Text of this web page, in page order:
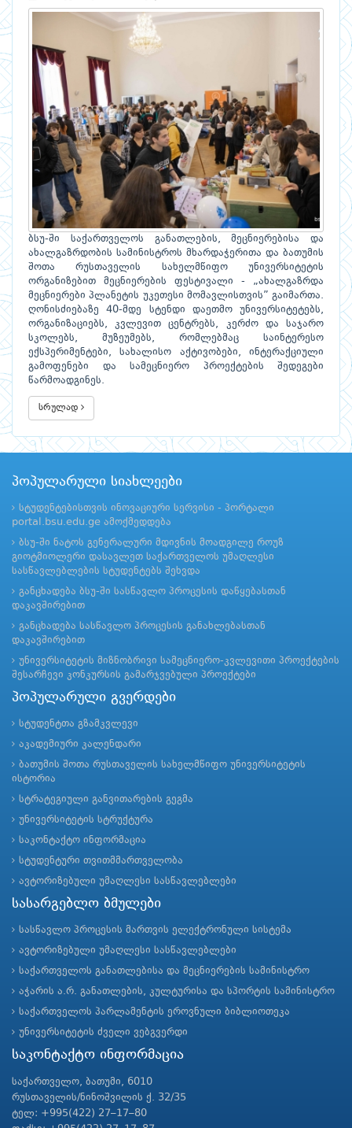
ბსუ-ში საქართველოს განათლების, მეცნიერებისა და
ახალგაზრდობის სამინისტროს მხარდაჭერითა და ბათუმის
შოთა რუსთაველის სახელმწიფო უნივერსიტეტის
ორგანიზებით მეცნიერების ფესტივალი - „ახალგაზრდა
მეცნიერები პლანეტის უკეთესი მომავლისთვის” გაიმართა.
ღონისძიებაზე 40-მდე სტენდი დაეთმო უნივერსიტეტებს,
ორგანიზაციებს, კვლევით ცენტრებს, კერძო და საჯარო
სკოლებს, მუზეუმებს, რომლებმაც საინტერესო
ექსპერიმენტები, სახალისო აქტივობები, ინტერაქციული
გამოფენები და სამეცნიერო პროექტების შედეგები
წარმოადგინეს.
სრულად
პოპულარული სიახლეები
სტუდენტებისთვის ინოვაციური სერვისი - პორტალი
portal.bsu.edu.ge ამოქმედდება
ბსუ-ში ნატოს გენერალური მდივნის მოადგილე როუზ
გიოტმიოლერი დასავლეთ საქართველოს უმაღლესი
სასწავლებლების სტუდენტებს შეხვდა
განცხადება ბსუ-ში სასწავლო პროცესის დაწყებასთან
დაკავშირებით
განცხადება სასწავლო პროცესის განახლებასთან
დაკავშირებით
უნივერსიტეტის მიზნობრივი სამეცნიერო-კვლევითი პროექტების
შესარჩევი კონკურსის გამარჯვებული პროექტები
პოპულარული გვერდები
სტუდენტთა გზამკვლევი
აკადემიური კალენდარი
ბათუმის შოთა რუსთაველის სახელმწიფო უნივერსიტეტის
ისტორია
სტრატეგიული განვითარების გეგმა
უნივერსიტეტის სტრუქტურა
საკონტაქტო ინფორმაცია
სტუდენტური თვითმმართველობა
ავტორიზებული უმაღლესი სასწავლებლები
სასარგებლო ბმულები
სასწავლო პროცესის მართვის ელექტრონული სისტემა
ავტორიზებული უმაღლესი სასწავლებლები
საქართველოს განათლებისა და მეცნიერების სამინისტრო
აჭარის ა.რ. განათლების, კულტურისა და სპორტის სამინისტრო
საქართველოს პარლამენტის ეროვნული ბიბლიოთეკა
უნივერსიტეტის ძველი ვებგვერდი
საკონტაქტო ინფორმაცია
საქართველო, ბათუმი, 6010
რუსთაველის/ნინოშვილის ქ. 32/35
ტელ: +995(422) 27–17–80